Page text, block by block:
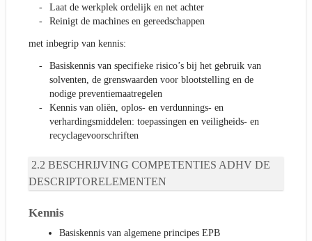
Laat de werkplek ordelijk en net achter
Reinigt de machines en gereedschappen
met inbegrip van kennis:
Basiskennis van specifieke risico’s bij het gebruik van
solventen, de grenswaarden voor blootstelling en de
nodige preventiemaatregelen
Kennis van oliën, oplos- en verdunnings- en
verhardingsmiddelen: toepassingen en veiligheids- en
recyclagevoorschriften
BESCHRIJVING COMPETENTIES ADHV DE
DESCRIPTORELEMENTEN
Kennis
Basiskennis van algemene principes EPB